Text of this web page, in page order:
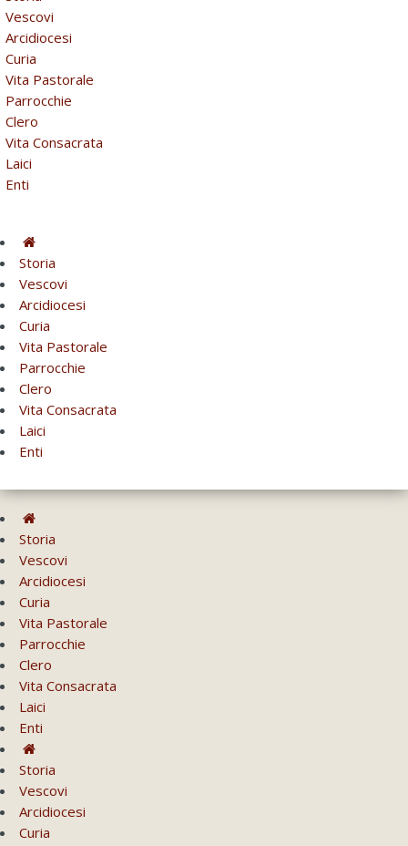
Vescovi
Arcidiocesi
Curia
Vita Pastorale
Parrocchie
Clero
Vita Consacrata
Laici
Enti
Storia
Vescovi
Arcidiocesi
Curia
Vita Pastorale
Parrocchie
Clero
Vita Consacrata
Laici
Enti
Storia
Vescovi
Arcidiocesi
Curia
Vita Pastorale
Parrocchie
Clero
Vita Consacrata
Laici
Enti
Storia
Vescovi
Arcidiocesi
Curia